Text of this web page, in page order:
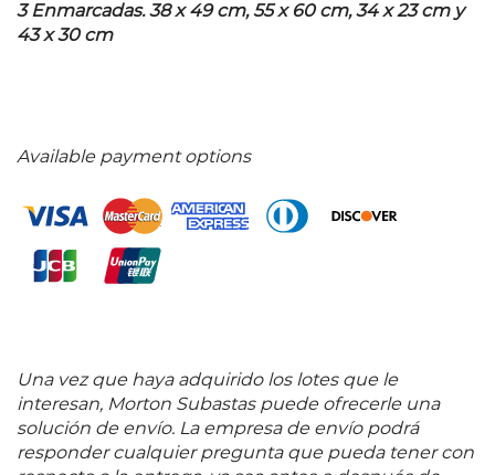
3 Enmarcadas. 38 x 49 cm, 55 x 60 cm, 34 x 23 cm y
43 x 30 cm
Available payment options
Una vez que haya adquirido los lotes que le
interesan, Morton Subastas puede ofrecerle una
solución de envío. La empresa de envío podrá
responder cualquier pregunta que pueda tener con